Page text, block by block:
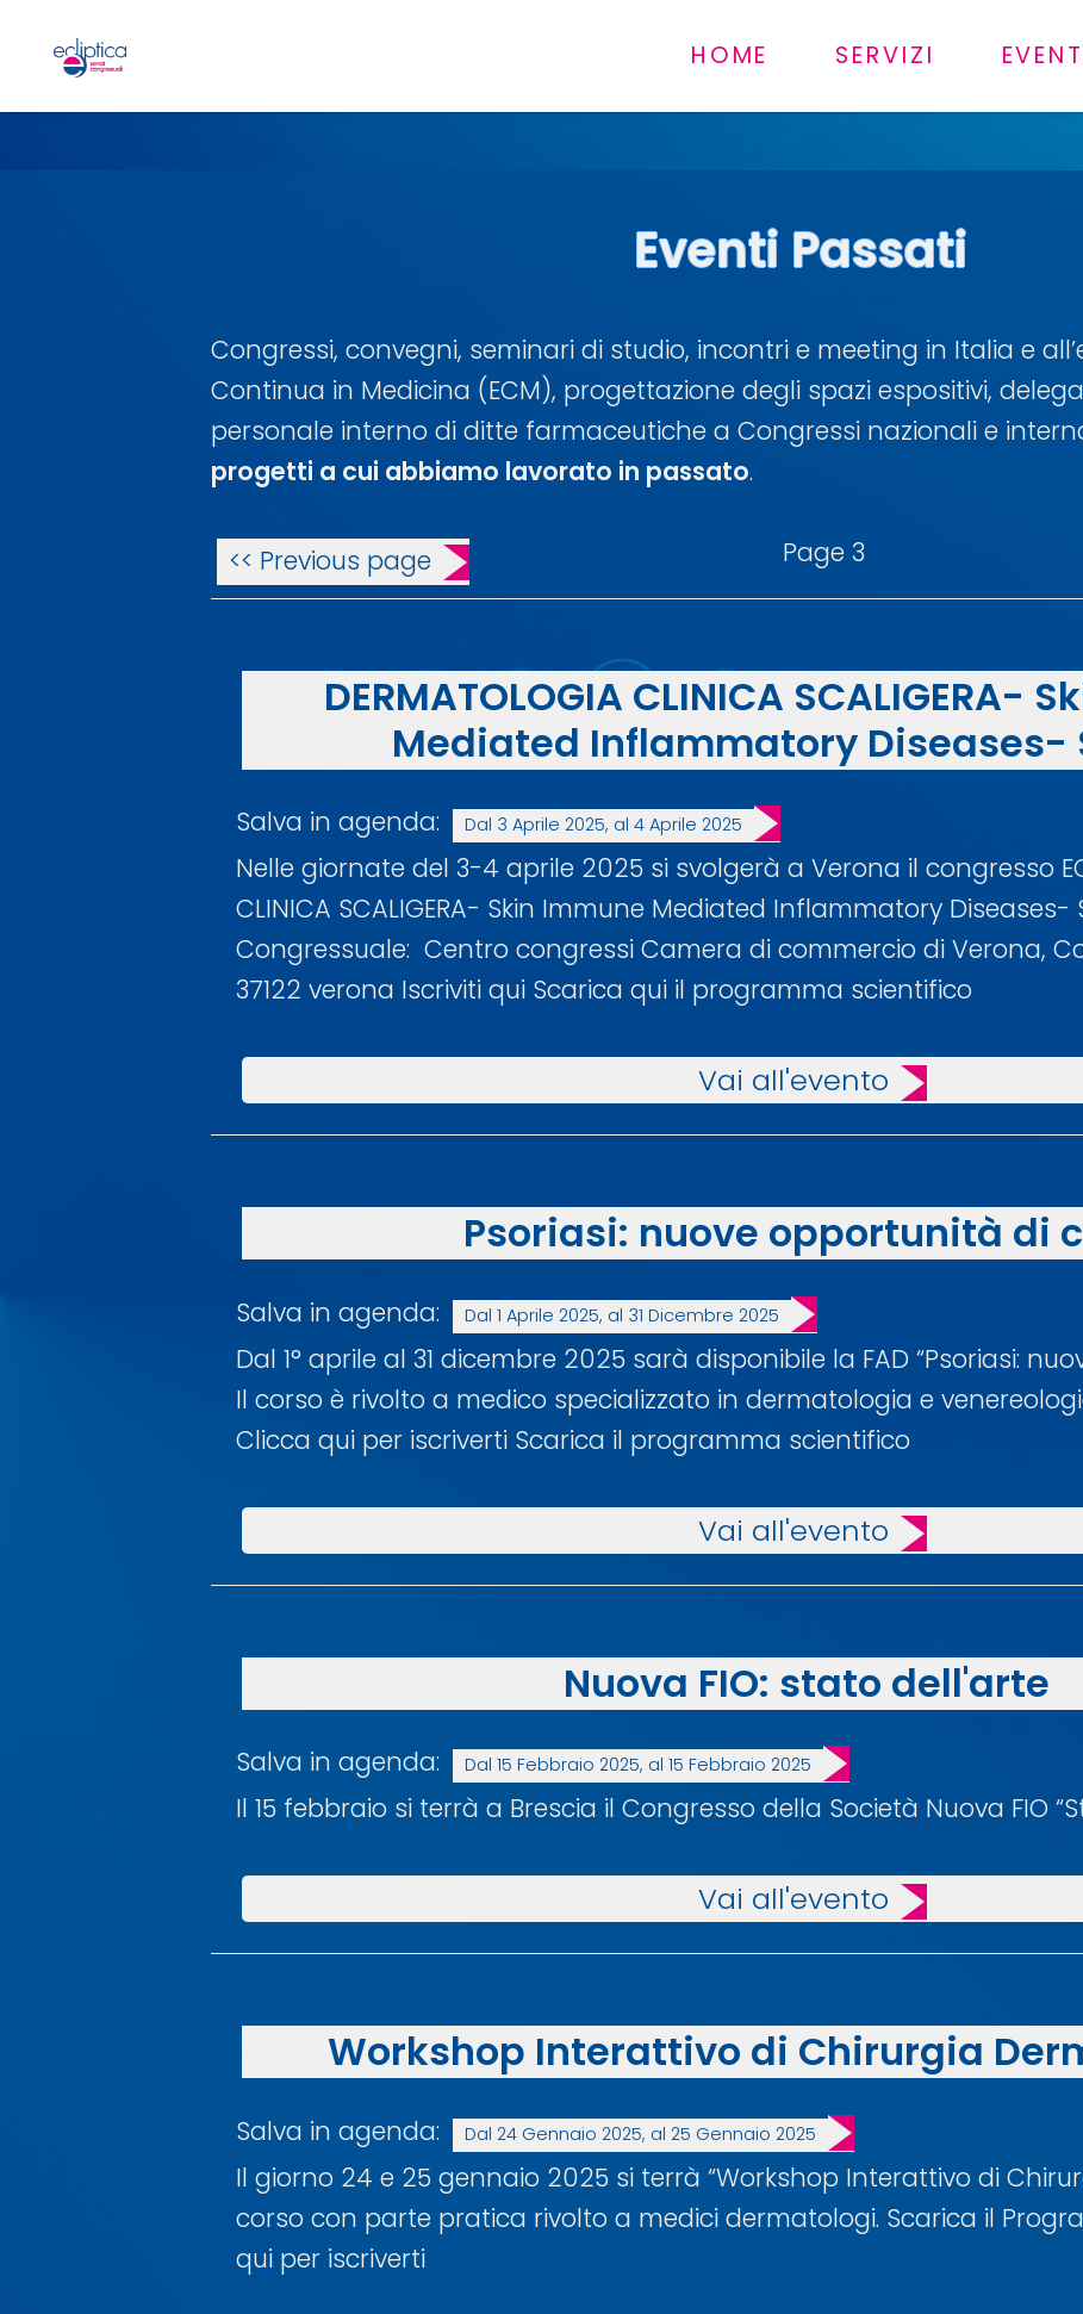
HOME SERVIZI
Eventi Passati
Congressi, convegni, seminari di studio, incontri e meeting in Italia e
Continua in Medicina (ECM), progettazione degli spazi espositivi,
personale interno di ditte farmaceutiche a Congressi nazionali e
progetti a cui abbiamo lavorato in passato.
<< Previous page Page 3
DERMATOLOGIA CLINICA SCALIGERA-
Mediated Inflammatory Diseases-
Salva in agenda: Dal 3 Aprile 2025, al 4 Aprile 2025
Nelle giornate del 3-4 aprile 2025 si svolgerà a Verona il congresso
CLINICA SCALIGERA- Skin Immune Mediated Inflammatory Diseases-
Congressuale: Centro congressi Camera di commercio di Verona,
37122 verona Iscriviti qui Scarica qui il programma scientifico
Vai all'evento
Psoriasi: nuove opportunità di
Salva in agenda: Dal 1 Aprile 2025, al 31 Dicembre 2025
Dal 1° aprile al 31 dicembre 2025 sarà disponibile la FAD “Psoriasi:
Il corso è rivolto a medico specializzato in dermatologia e
Clicca qui per iscriverti Scarica il programma scientifico
Vai all'evento
Nuova FIO: stato dell'arte
Salva in agenda: Dal 15 Febbraio 2025, al 15 Febbraio 2025
Il 15 febbraio si terrà a Brescia il Congresso della Società Nuova FIO
Vai all'evento
Workshop Interattivo di Chirurgia
Salva in agenda: Dal 24 Gennaio 2025, al 25 Gennaio 2025
Il giorno 24 e 25 gennaio 2025 si terrà “Workshop Interattivo di
corso con parte pratica rivolto a medici dermatologi. Scarica il
qui per iscriverti